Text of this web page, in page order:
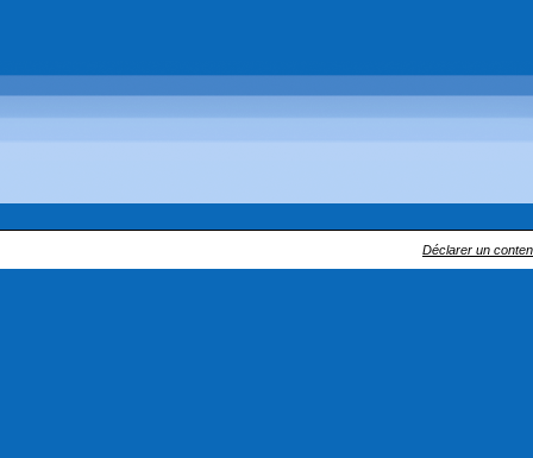
Déclarer un